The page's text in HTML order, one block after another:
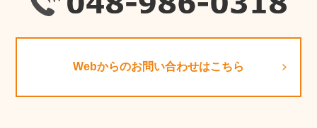
Webからのお問い合わせはこちら